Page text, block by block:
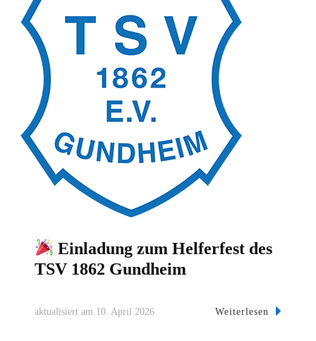
Einladung zum Helferfest des
TSV 1862 Gundheim
aktualisiert am 10. April 2026 Weiterlesen